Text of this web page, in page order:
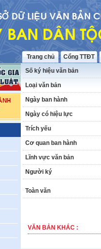
Trang chủ Cổng TTĐT
Số ký hiệu văn bản
Loại văn bản
Ngày ban hành
Ngày có hiệu lực
Trích yếu
Cơ quan ban hành
Lĩnh vực văn bản
Người ký
Toàn văn
VĂN BẢN KHÁC :